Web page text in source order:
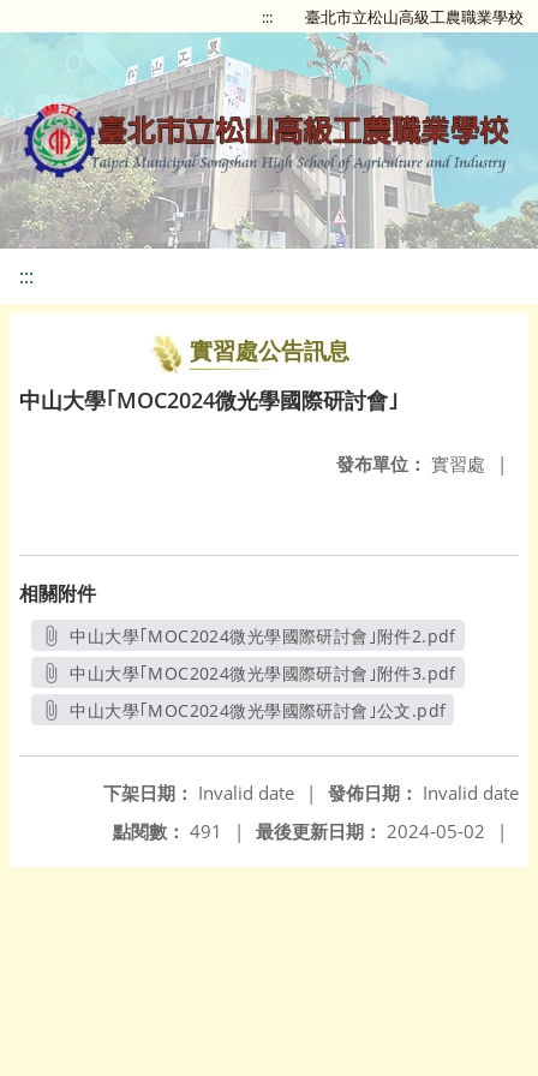
::: 臺北市立松山高級工農職業學校
:::
實習處公告訊息
中山大學｢MOC2024微光學國際研討會｣
發布單位： 實習處 |
相關附件
中山大學｢MOC2024微光學國際研討會｣附件2.pdf
另開新視窗
中山大學｢MOC2024微光學國際研討會｣附件3.pdf
另開新視窗
中山大學｢MOC2024微光學國際研討會｣公文.pdf
發佈日期： Invalid date
下架日期： Invalid date
|
最後更新日期： 2024-05-02 |
點閱數： 491 |